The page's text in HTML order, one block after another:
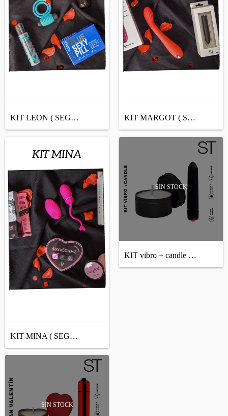
KIT LEON ( SEGÚN STOCK DISPONIBLE O ARMA... KIT MARGOT ( SEGÚN STOCK DISPONIBLE O AR...
KIT MINA ( SEGÚN STOCK DISPONIBLE O ARMA...
SIN STOCK
KIT vibro + candle - BULLET ESTIMULADORA...
SIN STOCK